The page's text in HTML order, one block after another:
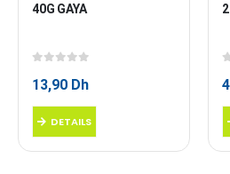
40G GAYA
13,90 Dh
DETAILS